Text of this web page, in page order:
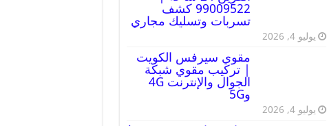
99009522 كشف
تسربات وتسليك مجاري
يوليو 4, 2026
مقوي سيرفس الكويت
| تركيب مقوي شبكة
الجوال والإنترنت 4G
و5G
يوليو 4, 2026